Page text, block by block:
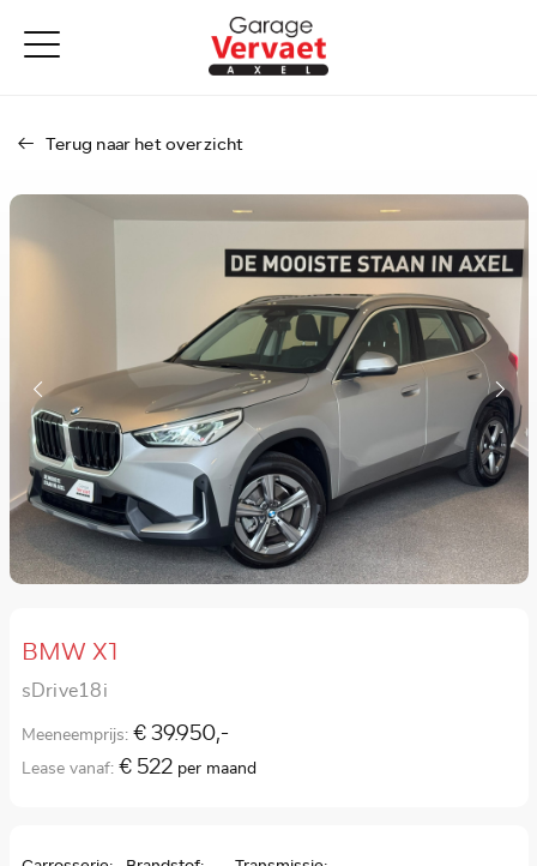
Terug naar het overzicht
BMW X1
sDrive18i
Meeneemprijs:€ 39.950,-
Lease vanaf:€ 522per maand